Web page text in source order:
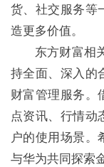
货、社交服务等
造更多价值。
东方财富相
持全面、深入的
财富管理服务。
点资讯、行情动
户的使用场景。
与华为共同探索